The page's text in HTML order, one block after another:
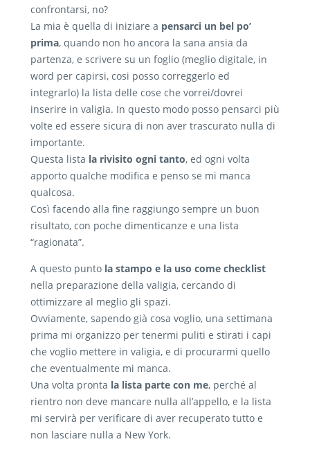
confrontarsi, no?
La mia è quella di iniziare a pensarci un bel po’
prima, quando non ho ancora la sana ansia da
partenza, e scrivere su un foglio (meglio digitale, in
word per capirsi, cosi posso correggerlo ed
integrarlo) la lista delle cose che vorrei/dovrei
inserire in valigia. In questo modo posso pensarci più
volte ed essere sicura di non aver trascurato nulla di
importante.
Questa lista la rivisito ogni tanto, ed ogni volta
apporto qualche modifica e penso se mi manca
qualcosa.
Così facendo alla fine raggiungo sempre un buon
risultato, con poche dimenticanze e una lista
“ragionata”.
A questo punto la stampo e la uso come checklist
nella preparazione della valigia, cercando di
ottimizzare al meglio gli spazi.
Ovviamente, sapendo già cosa voglio, una settimana
prima mi organizzo per tenermi puliti e stirati i capi
che voglio mettere in valigia, e di procurarmi quello
che eventualmente mi manca.
Una volta pronta la lista parte con me, perché al
rientro non deve mancare nulla all’appello, e la lista
mi servirà per verificare di aver recuperato tutto e
non lasciare nulla a New York.